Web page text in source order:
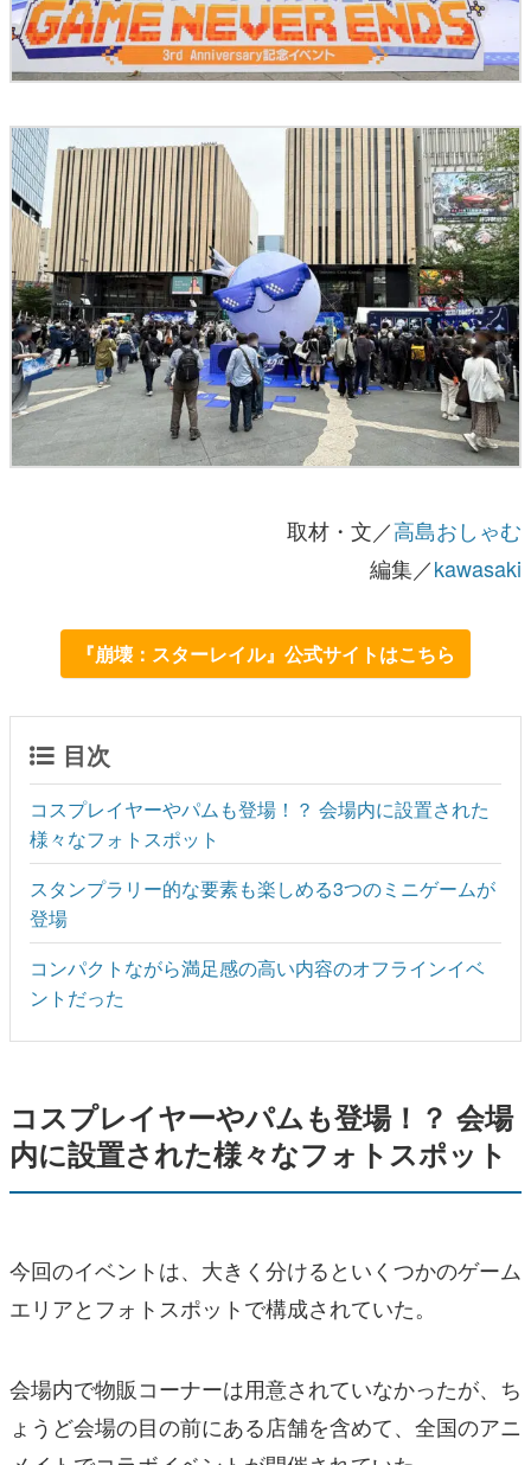
取材・文／高島おしゃむ
編集／kawasaki
『崩壊：スターレイル』公式サイトはこちら
目次
コスプレイヤーやパムも登場！？ 会場内に設置された
様々なフォトスポット
スタンプラリー的な要素も楽しめる3つのミニゲームが
登場
コンパクトながら満足感の高い内容のオフラインイベ
ントだった
コスプレイヤーやパムも登場！？ 会場
内に設置された様々なフォトスポット
今回のイベントは、大きく分けるといくつかのゲーム
エリアとフォトスポットで構成されていた。
会場内で物販コーナーは用意されていなかったが、ち
ょうど会場の目の前にある店舗を含めて、全国のアニ